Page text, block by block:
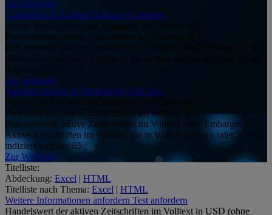
Zur Webseite
Computers & Applied Sciences Complete
Aktive Zeitschriften und Magazine im Volltext:
Peer-reviewte, aktive Zeitschriften im Volltext:
Peer-reviewte, aktive Zeitschriften im Volltext ohne Embargo:
Aktive Zeitschriften im Volltext, die in Web of Science oder Scopus
indiziert werden:
350
Zur Webseite
Applied Science & Technology Full Text
Aktive Zeitschriften und Magazine im Volltext:
Peer-reviewte, aktive Zeitschriften im Volltext: 45
Peer-reviewte, aktive Zeitschriften im Volltext ohne Embargo:
Aktive Zeitschriften im Volltext, die in Web of Science oder Scopus
indiziert werden:65
Zur Webseite
Titelliste:
Abdeckung: Excel | HTML
Titelliste nach Thema: Excel | HTML
Weitere Informationen anfordern Test anfordern
Handelswert der aktiven Zeitschriften im Volltext in USD (ohne